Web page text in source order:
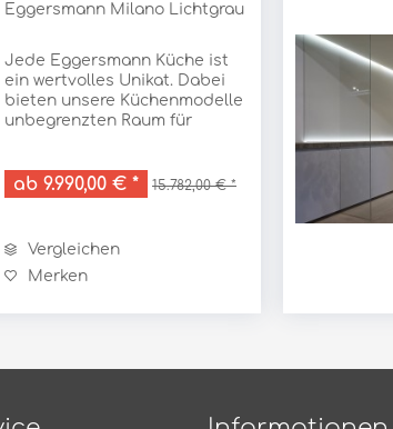
Eggersmann Milano Lichtgrau
Jede Eggersmann Küche ist
ein wertvolles Unikat. Dabei
bieten unsere Küchenmodelle
unbegrenzten Raum für
unverkennbares eggersmann
Design: modern, puristisch,
ab 9.990,00 € * 15.782,00 € *
Vergleichen
Merken